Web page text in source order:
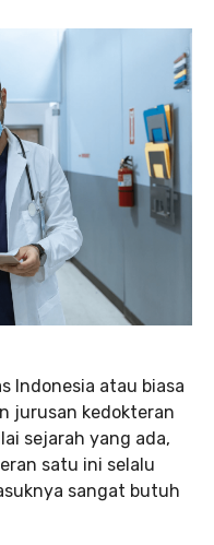
Indonesia atau biasa
jurusan kedokteran
sejarah yang ada,
satu ini selalu
sangat butuh